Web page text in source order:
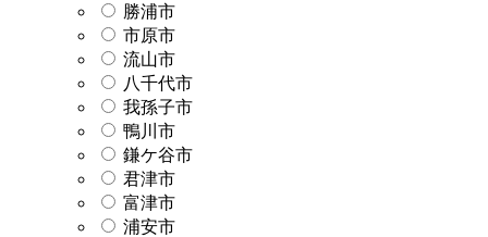
勝浦市
市原市
流山市
八千代市
我孫子市
鴨川市
鎌ケ谷市
君津市
富津市
浦安市